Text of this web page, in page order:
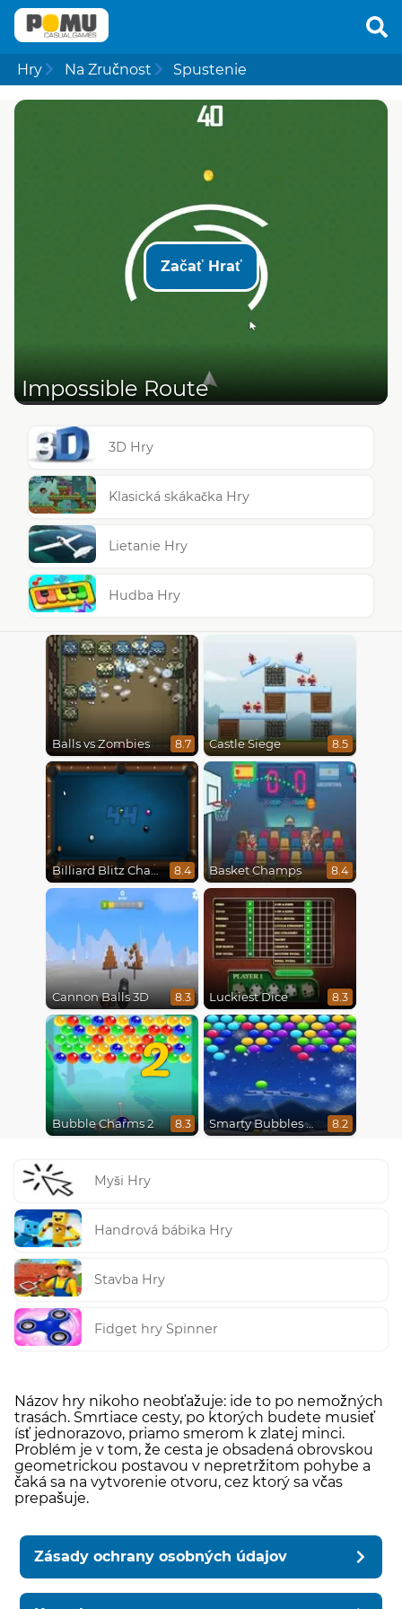
Hry Na Zručnost Spustenie
Začať Hrať
Impossible Route
3D Hry
Klasická skákačka Hry
Lietanie Hry
Hudba Hry
Balls vs Zombies 8.7 Castle Siege 8.5
Billiard Blitz Challenge 8.4 Basket Champs 8.4
Cannon Balls 3D 8.3 Luckiest Dice 8.3
2
Bubble Charms 2 8.3 Smarty Bubbles X-Mas Edition 8.2
Myši Hry
Handrová bábika Hry
Stavba Hry
Fidget hry Spinner
Názov hry nikoho neobťažuje: ide to po nemožných
trasách. Smrtiace cesty, po ktorých budete musieť
ísť jednorazovo, priamo smerom k zlatej minci.
Problém je v tom, že cesta je obsadená obrovskou
geometrickou postavou v nepretržitom pohybe a
čaká sa na vytvorenie otvoru, cez ktorý sa včas
prepašuje.
Zásady ochrany osobných údajov